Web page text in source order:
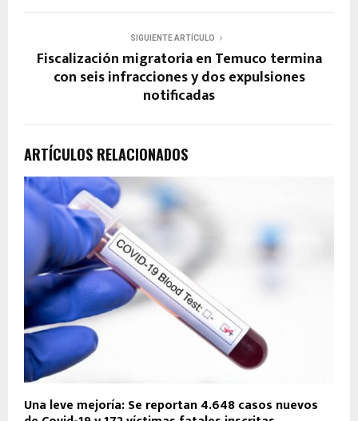
SIGUIENTE ARTÍCULO
Fiscalización migratoria en Temuco termina
con seis infracciones y dos expulsiones
notificadas
ARTÍCULOS RELACIONADOS
Una leve mejoría: Se reportan 4.648 casos nuevos